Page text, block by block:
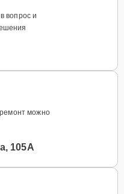
вопрос и
ремонт можно
105А